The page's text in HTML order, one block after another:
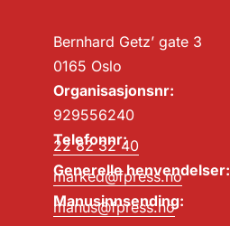
Bernhard Getz’ gate 3
0165 Oslo
Organisasjonsnr:
929556240
Telefonnr:
22 82 32 40
Generelle henvendelser:
marked@fpress.no
Manusinnsending:
manus@fpress.no